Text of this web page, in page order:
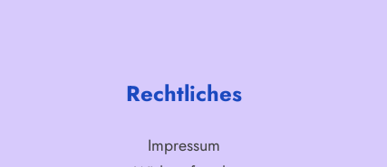
Rechtliches
Impressum